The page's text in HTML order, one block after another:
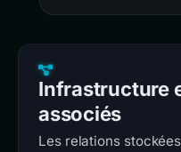
Infrastructure
associés
Les relations